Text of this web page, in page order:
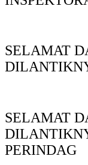
SELAMAT
SELAMAT
PERINDAG